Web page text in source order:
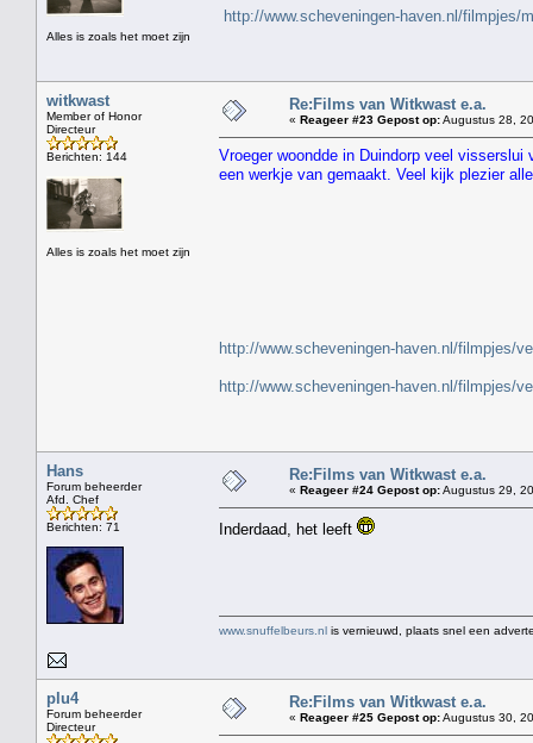
Alles is zoals het moet zijn
http://www.scheveningen-haven.nl/filmpjes/
witkwast
Member of Honor
Directeur
Berichten: 144
Alles is zoals het moet zijn
Re:Films van Witkwast e.a.
« Reageer #23 Gepost op:Augustus 28,
Vroeger woondde in Duindorp veel
een werkje van gemaakt. Veel kijk plezier
http://www.scheveningen-haven.nl/filmpjes/
http://www.scheveningen-haven.nl/filmpjes/
Hans
Forum beheerder
Afd. Chef
Berichten: 71
Re:Films van Witkwast e.a.
« Reageer #24 Gepost op:Augustus 29,
Inderdaad, het leeft
www.snuffelbeurs.nl is vernieuwd, plaats snel een
plu4
Forum beheerder
Directeur
Re:Films van Witkwast e.a.
« Reageer #25 Gepost op:Augustus 30,